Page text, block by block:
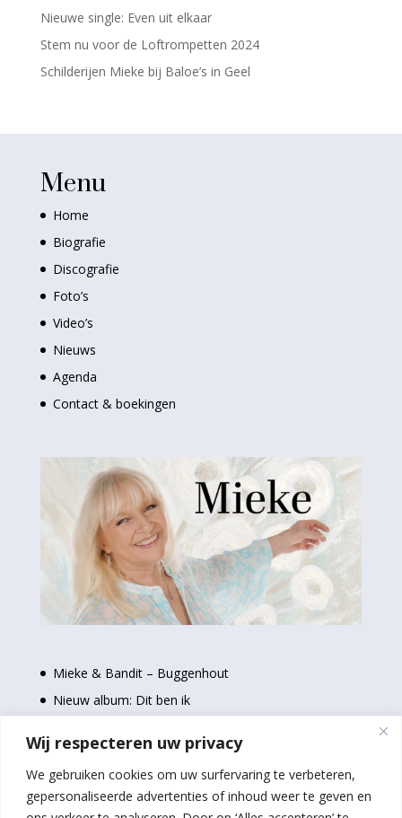
Wij respecteren uw privacy
We gebruiken cookies om uw surfervaring te verbeteren,
gepersonaliseerde advertenties of inhoud weer te geven en
Nieuwe single: Even uit elkaar
Stem nu voor de Loftrompetten 2024
Schilderijen Mieke bij Baloe’s in Geel
Menu
Home
Biografie
Discografie
Foto’s
Video’s
Nieuws
Agenda
Contact & boekingen
Mieke & Bandit – Buggenhout
Nieuw album: Dit ben ik
Stem nu voor de Loftrompetten 2024
Schilderijen Mieke bij Baloe’s in Geel